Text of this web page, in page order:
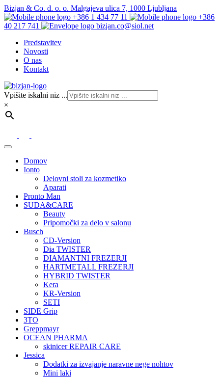
Bizjan & Co. d. o. o. Malgajeva ulica 7, 1000 Ljubljana
+386 1 434 77 11
+386
40 217 741
bizjan.co@siol.net
Predstavitev
Novosti
O nas
Kontakt
Vpišite iskalni niz ...
×
Domov
Ionto
Delovni stoli za kozmetiko
Aparati
Pronto Man
SUDA&CARE
Beauty
Pripomočki za delo v salonu
Busch
CD-Version
Dia TWISTER
DIAMANTNI FREZERJI
HARTMETALL FREZERJI
HYBRID TWISTER
Kera
KR-Version
SETI
SIDE Grip
3TO
Greppmayr
OCEAN PHARMA
skinicer REPAIR CARE
Jessica
Dodatki za izvajanje naravne nege nohtov
Mini laki